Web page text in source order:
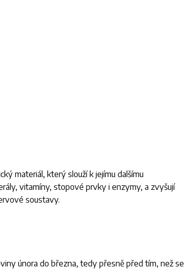
materiál, který slouží k jejímu dalšímu
vitamíny, stopové prvky i enzymy, a zvyšují
soustavy.
února do března, tedy přesně před tím, než se